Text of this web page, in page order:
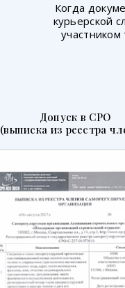
Когда
курьерской
Допуск в СРО
(выписка из реестра